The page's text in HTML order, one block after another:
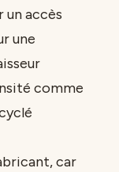
un accès
une
comme
car